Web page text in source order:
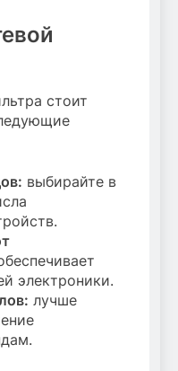
стоит
выбирайте в
электроники.
лучше